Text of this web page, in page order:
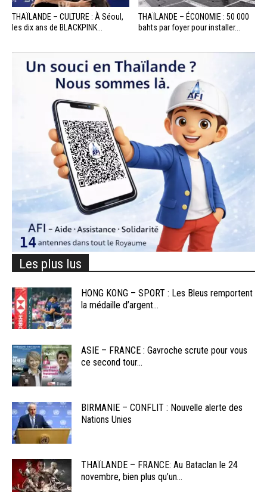
THAÏLANDE – CULTURE : À Séoul,
les dix ans de BLACKPINK...
THAÏLANDE – ÉCONOMIE : 50 000
bahts par foyer pour installer...
Les plus lus
HONG KONG – SPORT : Les Bleus remportent
la médaille d’argent...
ASIE – FRANCE : Gavroche scrute pour vous
ce second tour...
BIRMANIE – CONFLIT : Nouvelle alerte des
Nations Unies
THAÏLANDE – FRANCE: Au Bataclan le 24
novembre, bien plus qu’un...